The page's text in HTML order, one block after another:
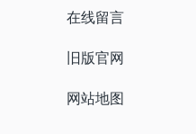
在线留言
旧版官网
网站地图